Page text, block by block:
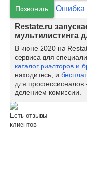
Позвонить Ошибка
Restate.ru
мультилистинга
В июне 2020 на
сервиса для
каталог риэлторов и
находитесь, и
для профессионалов
делением комиссии.
Есть отзывы
клиентов